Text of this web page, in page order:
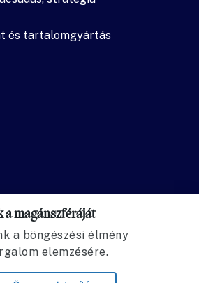
és tartalomgyártás
a magánszféráját
a böngészési élmény
elemzésére.